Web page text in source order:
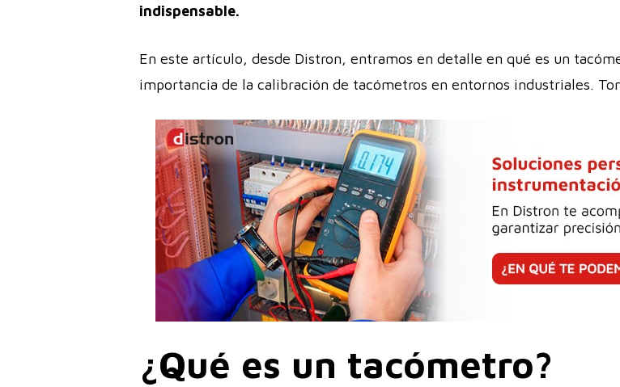
indispensable.
En este artículo, desde Distron, entramos en detalle en qué es un
importancia de la calibración de tacómetros en entornos industriales.
¿Qué es un tacómetro?